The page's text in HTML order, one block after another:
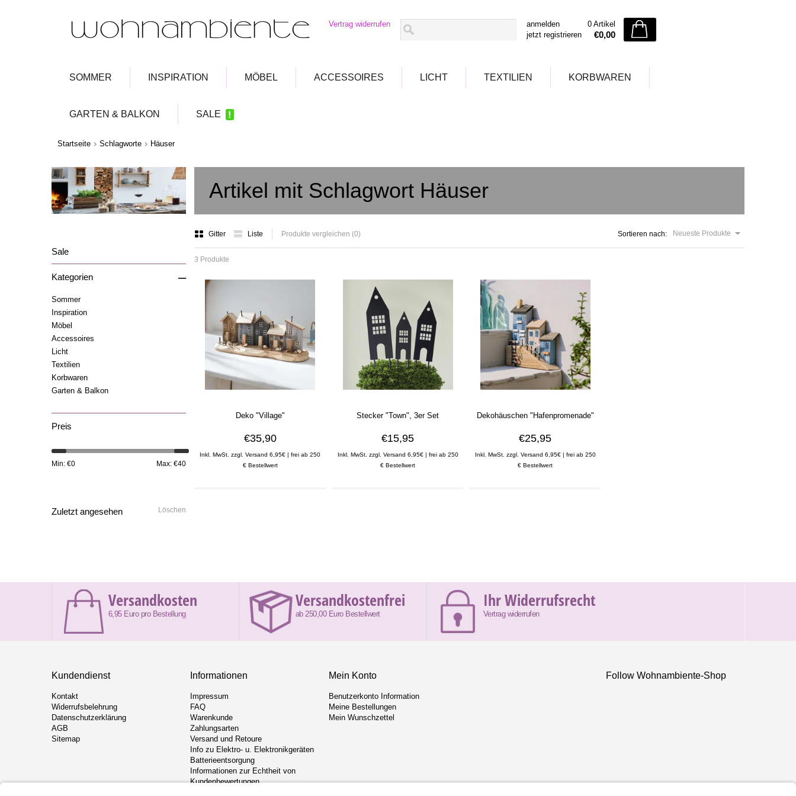
Vertrag widerrufen
anmelden
jetzt registrieren
0 Artikel
€0,00
SOMMER INSPIRATION MÖBEL ACCESSOIRES LICHT TEXTILIEN KORBWAREN
GARTEN & BALKON SALE
Startseite Schlagworte Häuser
Artikel mit Schlagwort Häuser
Gitter Liste Produkte vergleichen (0) Sortieren nach: Neueste Produkte
3 Produkte
Deko "Village"
€35,90
Inkl. MwSt. zzgl. Versand 6,95€ | frei ab 250
€ Bestellwert
Stecker "Town", 3er Set
€15,95
Inkl. MwSt. zzgl. Versand 6,95€ | frei ab 250
€ Bestellwert
Dekohäuschen "Hafenpromenade"
€25,95
Inkl. MwSt. zzgl. Versand 6,95€ | frei ab 250
€ Bestellwert
Sale
Kategorien –
Sommer
Inspiration
Möbel
Accessoires
Licht
Textilien
Korbwaren
Garten & Balkon
Preis
Min: €0 Max: €40
Zuletzt angesehen Löschen
Versandkosten
6,95 Euro pro Bestellung
Versandkostenfrei
ab 250,00 Euro Bestellwert
Ihr Widerrufsrecht
Vertrag widerrufen
Kundendienst
Kontakt
Widerrufsbelehrung
Datenschutzerklärung
AGB
Sitemap
Informationen
Impressum
FAQ
Warenkunde
Zahlungsarten
Versand und Retoure
Info zu Elektro- u. Elektronikgeräten
Batterieentsorgung
Informationen zur Echtheit von
Kundenbewertungen
Mein Konto
Benutzerkonto Information
Meine Bestellungen
Mein Wunschzettel
Follow Wohnambiente-Shop